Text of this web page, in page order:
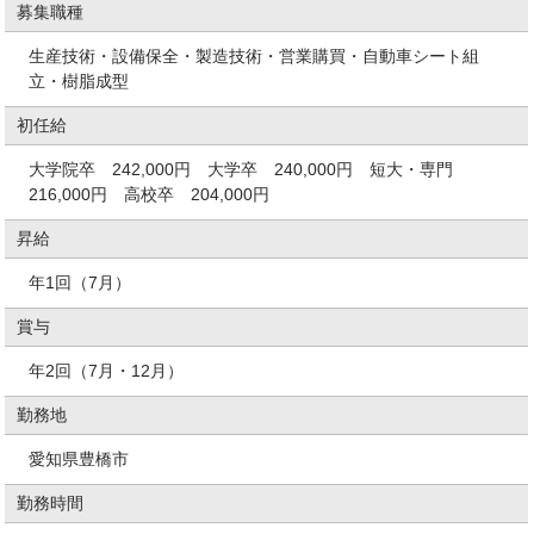
募集職種
生産技術・設備保全・製造技術・営業購買・自動車シート組
立・樹脂成型
初任給
大学院卒 242,000円 大学卒 240,000円 短大・専門
216,000円 高校卒 204,000円
昇給
年1回（7月）
賞与
年2回（7月・12月）
勤務地
愛知県豊橋市
勤務時間